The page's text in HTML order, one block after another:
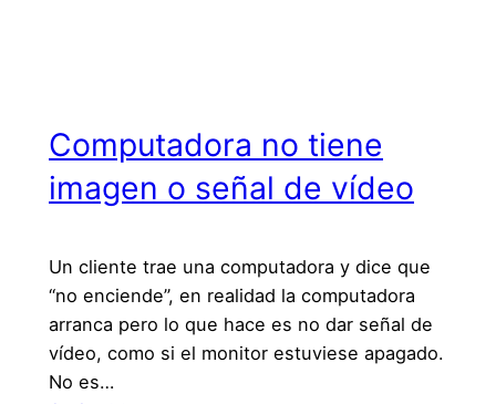
Computadora no tiene
imagen o señal de vídeo
Un cliente trae una computadora y dice que
“no enciende”, en realidad la computadora
arranca pero lo que hace es no dar señal de
vídeo, como si el monitor estuviese apagado.
No es…